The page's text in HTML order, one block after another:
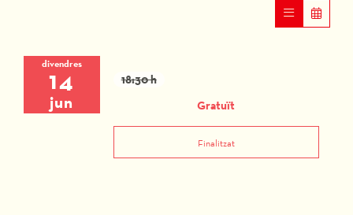
divendres
14
jun
18:30 h
Gratuït
Finalitzat